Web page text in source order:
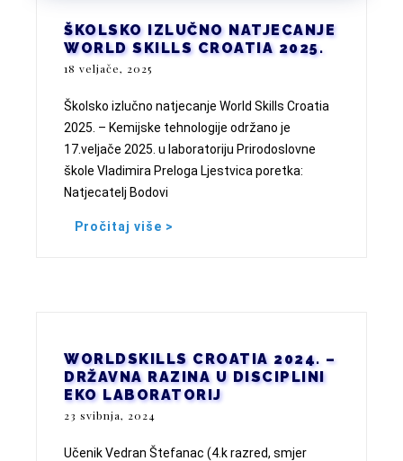
ŠKOLSKO IZLUČNO NATJECANJE
WORLD SKILLS CROATIA 2025.
18 veljače, 2025
Školsko izlučno natjecanje World Skills Croatia
2025. – Kemijske tehnologije održano je
17.veljače 2025. u laboratoriju Prirodoslovne
škole Vladimira Preloga Ljestvica poretka:
Natjecatelj Bodovi
Pročitaj više >
WORLDSKILLS CROATIA 2024. –
DRŽAVNA RAZINA U DISCIPLINI
EKO LABORATORIJ
23 svibnja, 2024
Učenik Vedran Štefanac (4.k razred, smjer